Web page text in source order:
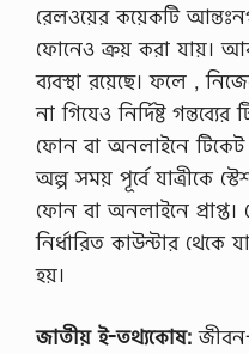
রেলওয়ের কয়েকটি
ফোনেও ক্রয় করা যায়।
ব্যবস্থা রয়েছে। ফলে ,
না গিযেও নির্দিষ্ট
ফোন বা অনলাইনে টিকেট
অল্প সময় পূর্বে যাত্রীকে
ফোন বা অনলাইনে প্রাপ্ত।
নির্ধারিত কাউন্টার থেকে
হয়।
জাতীয় ই-তথ্যকোষ: